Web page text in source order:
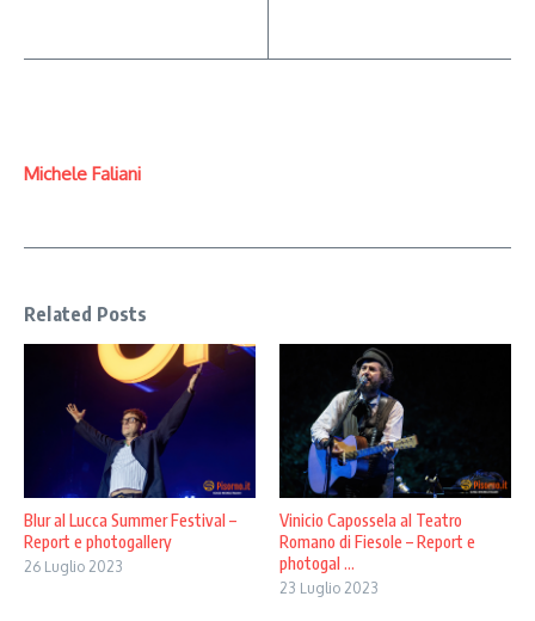
Michele Faliani
Related Posts
Blur al Lucca Summer Festival –
Report e photogallery
26 Luglio 2023
Vinicio Capossela al Teatro
Romano di Fiesole – Report e
photogal ...
23 Luglio 2023